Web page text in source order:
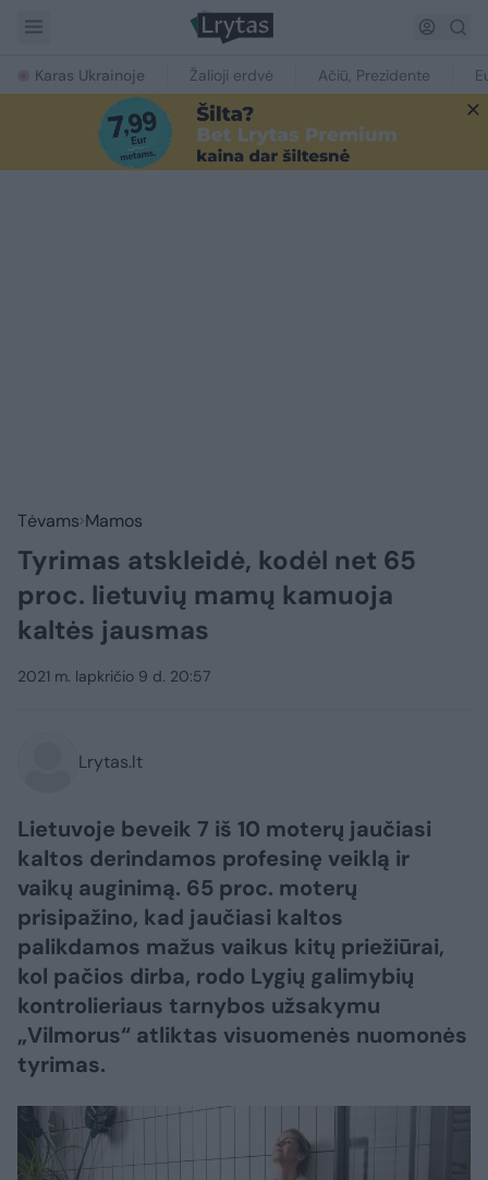
Karas Ukrainoje Žalioji erdvė Ačiū, Prezidente
Tėvams Mamos
Tyrimas atskleidė, kodėl net 65
proc. lietuvių mamų kamuoja
kaltės jausmas
2021 m. lapkričio 9 d. 20:57
Lrytas.lt
Lietuvoje beveik 7 iš 10 moterų jaučiasi
kaltos derindamos profesinę veiklą ir
vaikų auginimą. 65 proc. moterų
prisipažino, kad jaučiasi kaltos
palikdamos mažus vaikus kitų priežiūrai,
kol pačios dirba, rodo Lygių galimybių
kontrolieriaus tarnybos užsakymu
„Vilmorus“ atliktas visuomenės nuomonės
tyrimas.